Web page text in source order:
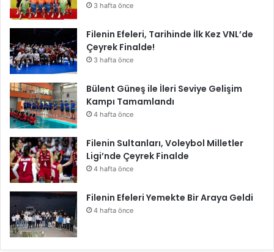
3 hafta önce
Filenin Efeleri, Tarihinde İlk Kez VNL’de
Çeyrek Finalde!
3 hafta önce
Bülent Güneş ile İleri Seviye Gelişim
Kampı Tamamlandı
4 hafta önce
Filenin Sultanları, Voleybol Milletler
Ligi’nde Çeyrek Finalde
4 hafta önce
Filenin Efeleri Yemekte Bir Araya Geldi
4 hafta önce